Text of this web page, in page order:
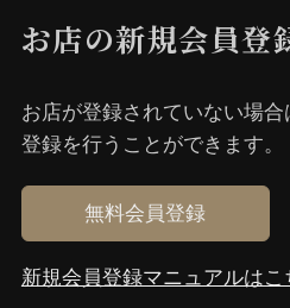
お店の新規会員登
お店が登録されていない場
登録を⾏うことができます。
無料会員登録
新規会員登録マニュアルはこ